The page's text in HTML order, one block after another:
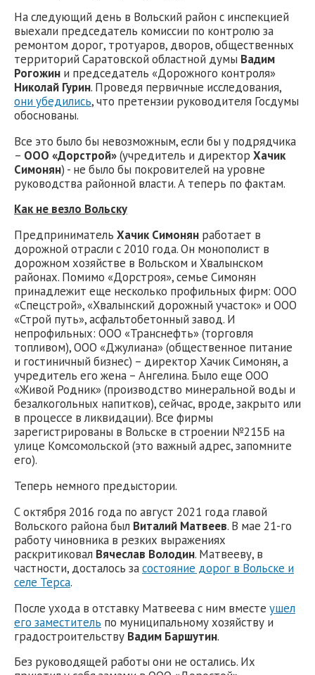
На следующий день в Вольский район с инспекцией
выехали председатель комиссии по контролю за
ремонтом дорог, тротуаров, дворов, общественных
территорий Саратовской областной думы Вадим
Рогожин и председатель «Дорожного контроля»
Николай Гурин. Проведя первичные исследования,
они убедились, что претензии руководителя Госдумы
обоснованы.
Все это было бы невозможным, если бы у подрядчика
– ООО «Дорстрой»(учредитель и директор Хачик
Симонян) - не было бы покровителей на уровне
руководства районной власти. А теперь по фактам.
Как не везло Вольску
Предприниматель Хачик Симонян работает в
дорожной отрасли с 2010 года. Он монополист в
дорожном хозяйстве в Вольском и Хвалынском
районах. Помимо «Дорстроя», семье Симонян
принадлежит еще несколько профильных фирм: ООО
«Спецстрой», «Хвалынский дорожный участок» и ООО
«Строй путь», асфальтобетонный завод. И
непрофильных: ООО «Транснефть» (торговля
топливом), ООО «Джулиана» (общественное питание
и гостиничный бизнес) – директор Хачик Симонян, а
учредитель его жена – Ангелина. Было еще ООО
«Живой Родник» (производство минеральной воды и
безалкогольных напитков), сейчас, вроде, закрыто или
в процессе в ликвидации). Все фирмы
зарегистрированы в Вольске в строении №215Б на
улице Комсомольской (это важный адрес, запомните
его).
Теперь немного предыстории.
С октября 2016 года по август 2021 года главой
Вольского района был Виталий Матвеев. В мае 21-го
работу чиновника в резких выражениях
раскритиковал Вячеслав Володин. Матвееву, в
частности, досталось засостояние дорог в Вольске и
селе Терса.
После ухода в отставку Матвеева с ним вместе ушел
его заместитель по муниципальному хозяйству и
градостроительству Вадим Баршутин.
Без руководящей работы они не остались. Их